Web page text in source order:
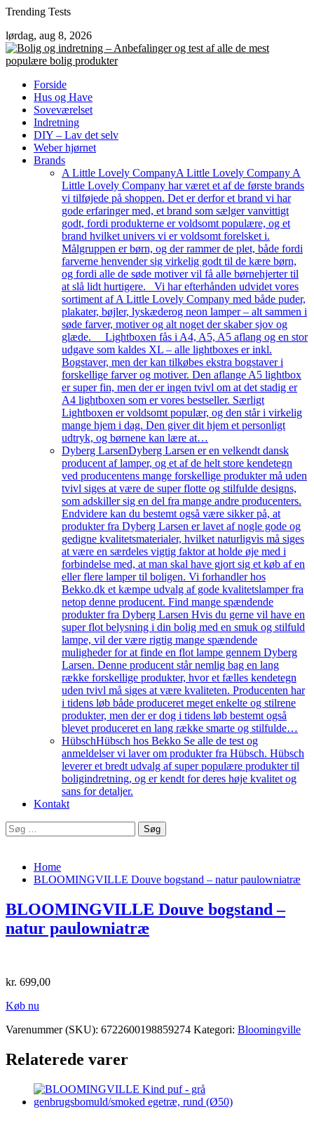
Skip
content
Trending Tests
lørdag, aug 8, 2026
Forside
Hus og Have
Soveværelset
Indretning
DIY – Lav det selv
Weber hjørnet
Brands
A Little Lovely CompanyA Little Lovely Company A
Little Lovely Company har været et af de første brands
vi tilføjede på shoppen. Det er derfor et brand vi har
gode erfaringer med, et brand som sælger vanvittigt
godt, fordi produkterne er voldsomt populære, og et
brand hvilket univers vi er voldsomt forelsket i.
Målgruppen er børn, og der rammer de plet, både fordi
farverne henvender sig virkelig godt til de kære børn,
og fordi alle de søde motiver vil få alle børnehjerter til
at slå lidt hurtigere. Vi har efterhånden udvidet vores
sortiment af A Little Lovely Company med både puder,
plakater, bøjler, lyskæderog neon lamper – alt sammen i
søde farver, motiver og alt noget der skaber sjov og
glæde. Lightboxen fås i A4, A5, A5 aflang og en stor
udgave som kaldes XL – alle lightboxes er inkl.
Bogstaver, men der kan tilkøbes ekstra bogstaver i
forskellige farver og motiver. Den aflange A5 lightbox
er super fin, men der er ingen tvivl om at det stadig er
A4 lightboxen som er vores bestseller. Særligt
Lightboxen er voldsomt populær, og den står i virkelig
mange hjem i dag. Den giver dit hjem et personligt
udtryk, og børnene kan lære at…
Dyberg LarsenDyberg Larsen er en velkendt dansk
producent af lamper, og et af de helt store kendetegn
ved producentens mange forskellige produkter må uden
tvivl siges at være de super flotte og stilfulde designs,
som adskiller sig en del fra mange andre producenters.
Endvidere kan du bestemt også være sikker på, at
produkter fra Dyberg Larsen er lavet af nogle gode og
gedigne kvalitetsmaterialer, hvilket naturligvis må siges
at være en særdeles vigtig faktor at holde øje med i
forbindelse med, at man skal have gjort sig et køb af en
eller flere lamper til boligen. Vi forhandler hos
Bekko.dk et kæmpe udvalg af gode kvalitetslamper fra
netop denne producent. Find mange spændende
produkter fra Dyberg Larsen Hvis du gerne vil have en
super flot belysning i din bolig med en smuk og stilfuld
lampe, vil der være rigtig mange spændende
muligheder for at finde en flot lampe gennem Dyberg
Larsen. Denne producent står nemlig bag en lang
række forskellige produkter, hvor et fælles kendetegn
uden tvivl må siges at være kvaliteten. Producenten har
i tidens løb både produceret meget enkelte og stilrene
produkter, men der er dog i tidens løb bestemt også
blevet produceret en lang række smarte og stilfulde…
HübschHübsch hos Bekko Se alle de test og
anmeldelser vi laver om produkter fra Hübsch. Hübsch
leverer et bredt udvalg af super populære produkter til
boligindretning, og er kendt for deres høje kvalitet og
sans for detaljer.
Kontakt
Søg
efter:
Home
BLOOMINGVILLE Douve bogstand – natur paulowniatræ
BLOOMINGVILLE Douve bogstand –
natur paulowniatræ
kr. 699,00
Køb nu
Varenummer (SKU): 6722600198859274 Kategori: Bloomingville
Relaterede varer